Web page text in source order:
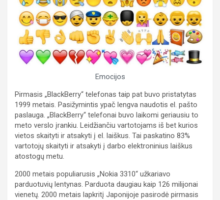
Emocijos
Pirmasis „BlackBerry“ telefonas taip pat buvo pristatytas
1999 metais. Pasižymintis ypač lengva naudotis el. pašto
paslauga. „BlackBerry“ telefonai buvo laikomi geriausiu to
meto verslo įrankiu. Leidžiančiu vartotojams iš bet kurios
vietos skaityti ir atsakyti į el. laiškus. Tai paskatino 83%
vartotojų skaityti ir atsakyti į darbo elektroninius laiškus
atostogų metu.
2000 metais populiarusis „Nokia 3310“ užkariavo
parduotuvių lentynas. Parduota daugiau kaip 126 milijonai
vienetų. 2000 metais lapkritį Japonijoje pasirodė pirmasis